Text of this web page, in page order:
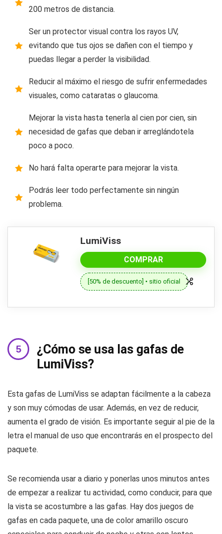
200 metros de distancia.
Ser un protector visual contra los rayos UV,
evitando que tus ojos se dañen con el tiempo y
puedas llegar a perder la visibilidad.
Reducir al máximo el riesgo de sufrir enfermedades
visuales, como cataratas o glaucoma.
Mejorar la vista hasta tenerla al cien por cien, sin
necesidad de gafas que deban ir arreglándotela
poco a poco.
No hará falta operarte para mejorar la vista.
Podrás leer todo perfectamente sin ningún
problema.
LumiViss
COMPRAR
[50% de descuento] • sitio oficial
¿Cómo se usa las gafas de
LumiViss?
Esta gafas de LumiViss se adaptan fácilmente a la cabeza
y son muy cómodas de usar. Además, en vez de reducir,
aumenta el grado de visión. Es importante seguir al pie de la
letra el manual de uso que encontrarás en el prospecto del
paquete.
Se recomienda usar a diario y ponerlas unos minutos antes
de empezar a realizar tu actividad, como conducir, para que
la vista se acostumbre a las gafas. Hay dos juegos de
gafas en cada paquete, una de color amarillo oscuro